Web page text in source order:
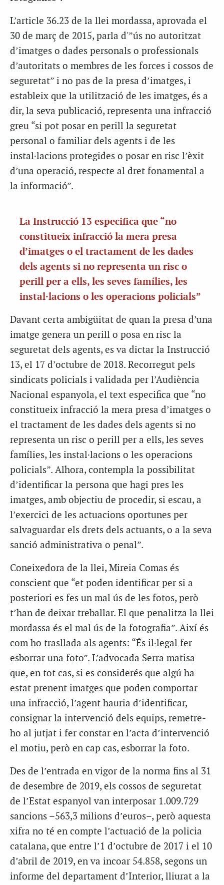
L’article 36.23 de la llei mordassa, aprovada el
30 de març de 2015, parla d'”ús no autoritzat
d’imatges o dades personals o professionals
d’autoritats o membres de les forces i cossos de
seguretat” i no pas de la presa d’imatges, i
estableix que la utilització de les imatges, és a
dir, la seva publicació, representa una infracció
greu “si pot posar en perill la seguretat
personal o familiar dels agents i de les
instal·lacions protegides o posar en risc l’èxit
d’una operació, respecte al dret fonamental a
la informació”.
La Instrucció 13 especifica que “no
constitueix infracció la mera presa
d’imatges o el tractament de les dades
dels agents si no representa un risc o
perill per a ells, les seves famílies, les
instal·lacions o les operacions policials”
Davant certa ambigüitat de quan la presa d’una
imatge genera un perill o posa en risc la
seguretat dels agents, es va dictar la Instrucció
13, el 17 d’octubre de 2018. Recorregut pels
sindicats policials i validada per l’Audiència
Nacional espanyola, el text especifica que “no
constitueix infracció la mera presa d’imatges o
el tractament de les dades dels agents si no
representa un risc o perill per a ells, les seves
famílies, les instal·lacions o les operacions
policials”. Alhora, contempla la possibilitat
d’identificar la persona que hagi pres les
imatges, amb objectiu de procedir, si escau, a
l’exercici de les actuacions oportunes per
salvaguardar els drets dels actuants, o a la seva
sanció administrativa o penal”.
Coneixedora de la llei, Mireia Comas és
conscient que “et poden identificar per si a
posteriori es fes un mal ús de les fotos, però
t’han de deixar treballar. El que penalitza la llei
mordassa és el mal ús de la fotografia”. Així és
com ho trasllada als agents: “És il·legal fer
esborrar una foto”. L’advocada Serra matisa
que, en tot cas, si es considerés que algú ha
estat prenent imatges que poden comportar
una infracció, l’agent hauria d’identificar,
consignar la intervenció dels equips, remetre-
ho al jutjat i fer constar en l’acta d’intervenció
el motiu, però en cap cas, esborrar la foto.
Des de l’entrada en vigor de la norma fins al 31
de desembre de 2019, els cossos de seguretat
de l’Estat espanyol van interposar 1.009.729
sancions –563,3 milions d’euros–, però aquesta
xifra no té en compte l’actuació de la policia
catalana, que entre l’1 d’octubre de 2017 i el 10
d’abril de 2019, en va incoar 54.858, segons un
informe del departament d’Interior, lliurat a la